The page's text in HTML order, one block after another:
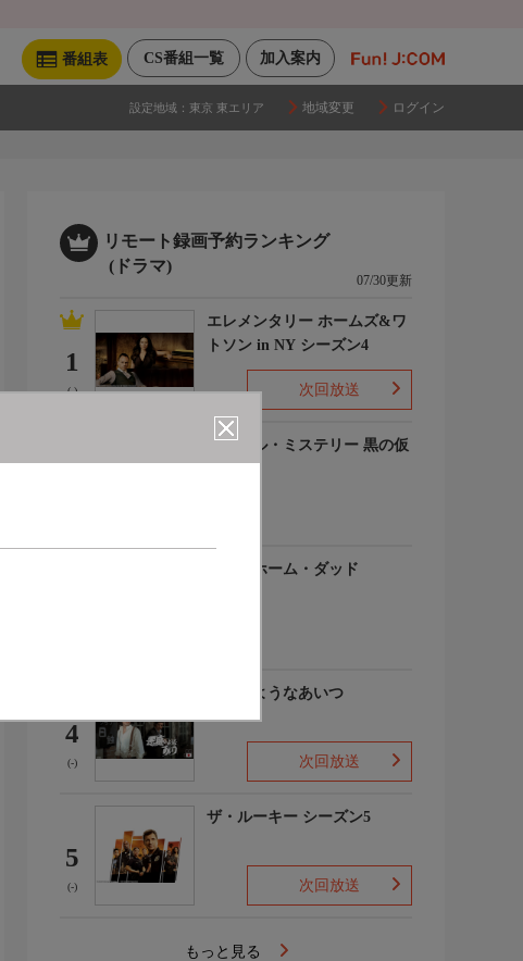
加入案内
CS番組一覧
番組表
設定地域： 東京 東エリア 地域変更 ログイン
リモート録画予約ランキング
(ドラマ)
07/30更新
1
(-)
エレメンタリー ホームズ&ワ
トソン in NY シーズン4
次回放送
ルーヴル・ミステリー 黒の仮
アットホーム・ダッド
4
(-)
悪魔のようなあいつ
次回放送
5
(-)
ザ・ルーキー シーズン5
次回放送
もっと見る